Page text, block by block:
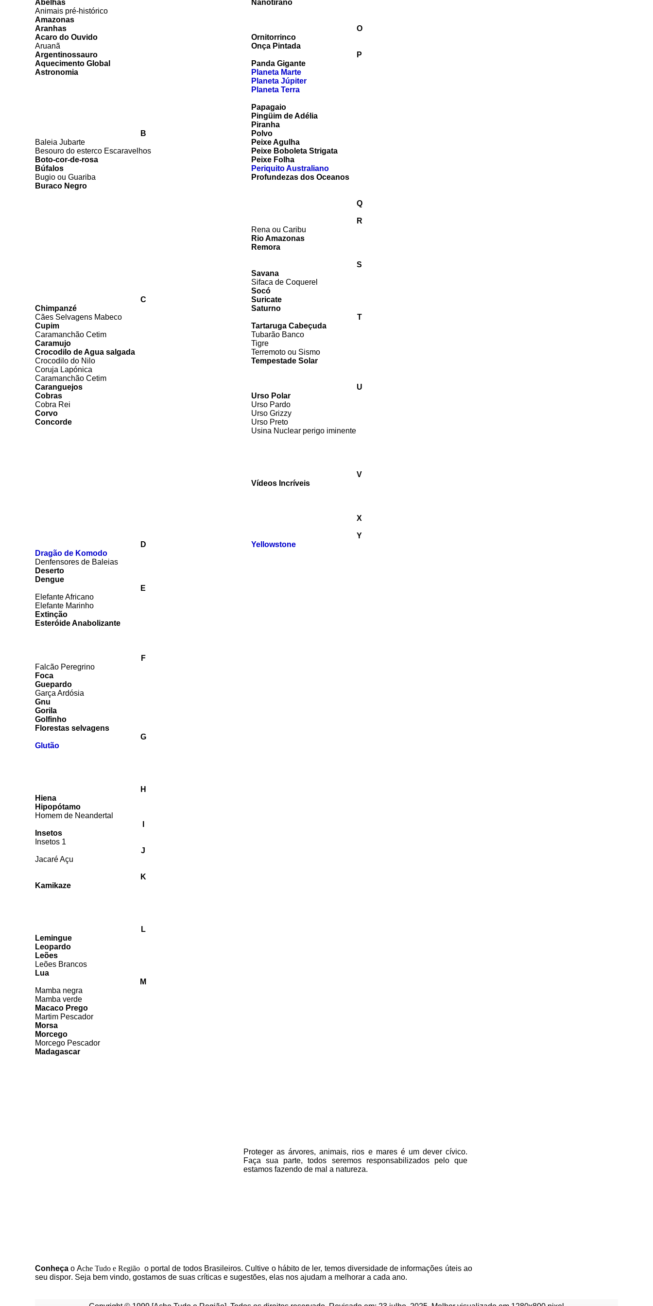
Abelhas
Nanotirano
Animais pré-histórico
Amazonas
Aranhas
O
Acaro do Ouvido
Ornitorrinco
Aruanã
Onça Pintada
Argentinossauro
P
Aquecimento Global
Panda Gigante
Astronomia
Planeta Marte
Planeta Júpiter
Planeta Terra
Papagaio
Pingüim de Adélia
Piranha
B
Polvo
Baleia Jubarte
Peixe Agulha
Besouro do esterco Escaravelhos
Peixe Boboleta Strigata
Boto-cor-de-rosa
Peixe Folha
Búfalos
Periquito Australiano
Bugio ou Guariba
Profundezas dos Oceanos
Buraco Negro
Q
R
Rena ou Caribu
Rio Amazonas
Remora
S
Savana
Sifaca de Coquerel
Socó
C
Suricate
Chimpanzé
Saturno
Cães Selvagens Mabeco
T
Cupim
Tartaruga Cabeçuda
Caramanchão Cetim
Tubarão Banco
Caramujo
Tigre
Crocodilo de Agua salgada
Terremoto ou Sismo
Crocodilo do Nilo
Tempestade Solar
Coruja Lapónica
Caramanchão Cetim
Caranguejos
U
Cobras
Urso Polar
Cobra Rei
Urso Pardo
Corvo
Urso Grizzy
Concorde
Urso Preto
Usina Nuclear perigo iminente
V
Vídeos Incríveis
X
Y
D
Yellowstone
Dragão de Komodo
Denfensores de Baleias
Deserto
Dengue
E
Elefante Africano
Elefante Marinho
Extinção
Esteróide Anabolizante
F
Falcão Peregrino
Foca
Guepardo
Garça Ardósia
Gnu
Gorila
Golfinho
Florestas selvagens
G
Glutão
H
Hiena
Hipopótamo
Homem de Neandertal
Insetos
Insetos 1
J
Jacaré Açu
K
Kamikaze
L
Lemingue
Leopardo
Leões
Leões Brancos
Lua
M
Mamba negra
Mamba verde
Macaco Prego
Martim Pescador
Morsa
Morcego
Morcego Pescador
Madagascar
Proteger as árvores, animais, rios e mares é um dever cívico.
Faça sua parte, todos seremos responsabilizados pelo que
estamos fazendo de mal a natureza.
Conheça o Ache Tudo e Região o portalde todos Brasileiros. Cultive o hábito de ler, temos diversidade de informações úteisao
seu dispor. Seja bem vindo, gostamos de suas críticas e sugestões, elas nos ajudam a melhorar a cada ano.